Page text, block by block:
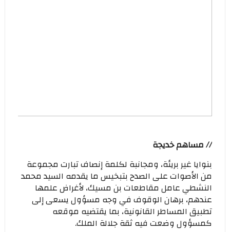
// مساهم خديجة
بنوايا غير بريئة، ومجانبة لكلمة إنصاف تبارت مجموعة
من الأصوات على الصدح بتبخيس ما يقدمه السيد محمد
النشطي عامل مقاطعات بن مسيك، لأغراض علمها
عندهم، برهان الوقوف في وجه مسؤول يسعى إلى
تطبيق المساطر القانونية، بما يقتضيه موقعه
كمسؤول وضعت فيه ثقة جلالة الملك.